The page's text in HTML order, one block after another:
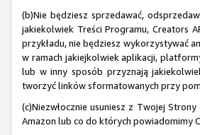
(b)Nie będziesz sprzedawać,
jakiekolwiek Treści Programu, Creators
przykładu, nie będziesz wykorzystywać
w ramach jakiejkolwiek aplikacji,
lub w inny sposób przyznają
tworzyć linków sformatowanych przy
(c)Niezwłocznie usuniesz z Twojej
Amazon lub co do których powiadomimy